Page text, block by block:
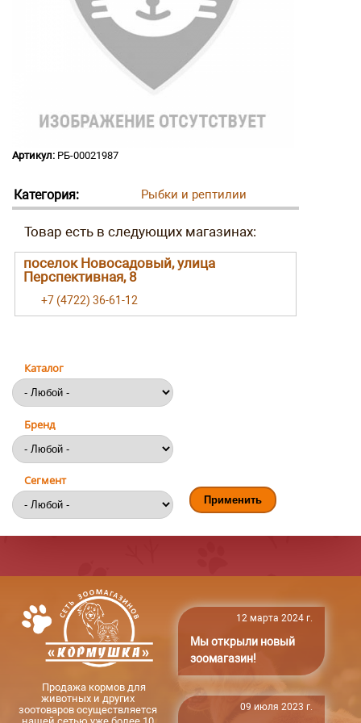
Артикул: РБ-00021987
Категория: Рыбки и рептилии
поселок Новосадовый, улица
Перспективная, 8
+7 (4722) 36-61-12
Каталог
Бренд
Сегмент
Продажа кормов для
животных и других
зоотоваров осуществляется
12 марта 2024 г.
Мы открыли новый
зоомагазин!
09 июля 2023 г.